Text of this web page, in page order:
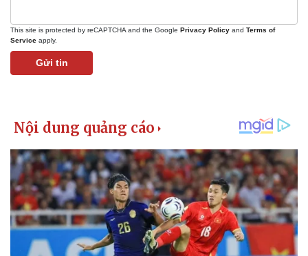
This site is protected by reCAPTCHA and the Google Privacy Policy and Terms of
Service apply.
Gửi tin